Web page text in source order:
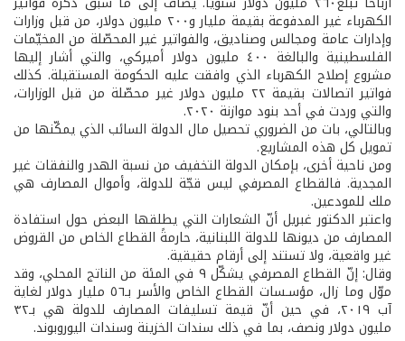
الكهرباء غير المدفوعة بقيمة مليار و٢٠٠ مليون دولار، من قبل وزارات
وإدارات عامة ومجالس وصناديق، والفواتير غير المحصّلة من المخيّمات
الفلسطينية والبالغة ٤٠٠ مليون دولار أميركي، والتي أشار إليها
مشروع إصلاح الكهرباء الذي وافقت عليه الحكومة المستقيلة. كذلك
فواتير اتصالات بقيمة ٢٢ مليون دولار غير محصّلة من قبل الوزارات،
والتي وردت في أحد بنود موازنة ٢٠٢٠.
وبالتالي، بات من الضروري تحصيل مال الدولة السائب الذي يمكّنها من
تمويل كل هذه المشاريع.
ومن ناحية أخرى، بإمكان الدولة التخفيف من نسبة الهدر والنفقات غير
المجدية. فالقطاع المصرفي ليس قجّة للدولة، وأموال المصارف هي
ملك للمودعين.
واعتبر الدكتور غبريل أنّ الشعارات التي يطلقها البعض حول استفادة
المصارف من ديونها للدولة اللبنانية، حارمةً القطاع الخاص من القروض
غير واقعية، ولا تستند إلى أرقام حقيقية.
وقال: إنّ القطاع المصرفي يشكّل ٩ في المئة من الناتج المحلي، وقد
موّل وما زال، مؤسـسات القطاع الخاص والأسر بـ٥٦ مليار دولار لغاية
آب ٢٠١٩، في حين أنّ قيمة تسليفات المصارف للدولة هي بـ٣٢
مليون دولار ونصف، بما في ذلك سندات الخزينة وسندات اليوروبوند.